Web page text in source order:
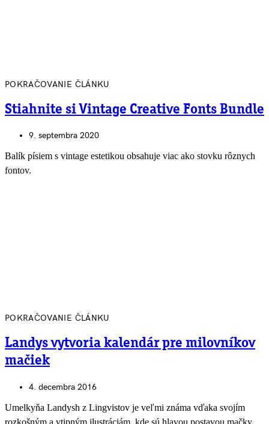
POKRAČOVANIE ČLÁNKU
Stiahnite si Vintage Creative Fonts Bundle
9. septembra 2020
Balík písiem s vintage estetikou obsahuje viac ako stovku rôznych
fontov.
POKRAČOVANIE ČLÁNKU
Landys vytvoria kalendár pre milovníkov
mačiek
4. decembra 2016
Umelkyňa Landysh z Lingvistov je veľmi známa vďaka svojím